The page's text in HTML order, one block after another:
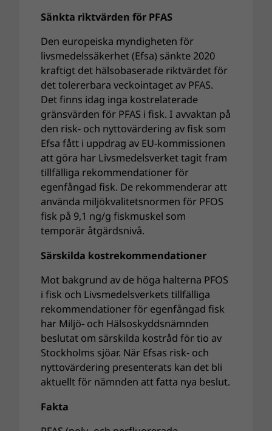
Sänkta riktvärden för PFAS
Den europeiska myndigheten för
livsmedelssäkerhet (Efsa) sänkte 2020
kraftigt det hälsobaserade riktvärdet för
det tolererbara veckointaget av PFAS.
Det finns idag inga kostrelaterade
gränsvärden för PFAS i fisk. I avvaktan på
den risk- och nyttovärdering av fisk som
Efsa fått i uppdrag av EU-kommissionen
att göra har Livsmedelsverket tagit fram
tillfälliga rekommendationer för
egenfångad fisk. De rekommenderar att
använda miljökvalitetsnormen för PFOS
fisk på 9,1 ng/g fiskmuskel som
temporär åtgärdsnivå.
Särskilda kostrekommendationer
Mot bakgrund av de höga halterna PFOS
i fisk och Livsmedelsverkets tillfälliga
rekommendationer för egenfångad fisk
har Miljö- och Hälsoskyddsnämnden
beslutat om särskilda kostråd för tio av
Stockholms sjöar. När Efsas risk- och
nyttovärdering presenterats kan det bli
aktuellt för nämnden att fatta nya beslut.
Fakta